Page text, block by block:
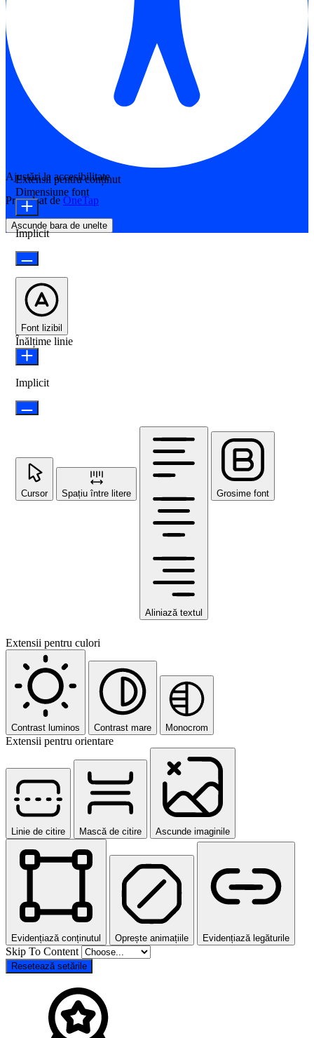
Ajustări la accesibilitate
Propulsat de OneTap
Ascunde bara de unelte
Extensii pentru conținut
Dimensiune font
Implicit
Font lizibil
Înălțime linie
Implicit
Cursor Spațiu între litere
Aliniază textul
Grosime font
Extensii pentru culori
Contrast luminos Contrast mare Monocrom
Extensii pentru orientare
Linie de citire Mască de citire Ascunde imaginile
Evidențiază conținutul Oprește animațiile Evidențiază legăturile
Skip To Content
Resetează setările